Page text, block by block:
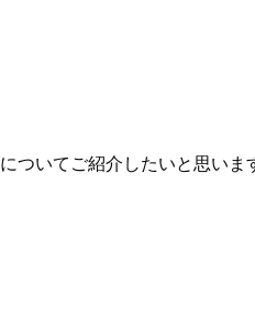
ついてご紹介したいと思いま